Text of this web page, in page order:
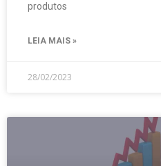
produtos
LEIA MAIS »
28/02/2023